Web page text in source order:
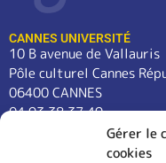
Gérer le
cookies
CANNES UNIVERSITÉ
10 B avenue de Vallauris
Pôle culturel Cannes
06400 CANNES
04 93 38 37 49
contact@cannes-